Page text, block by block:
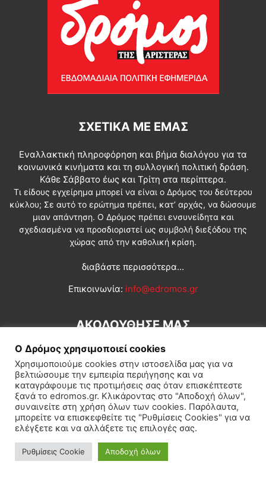
ΣΧΕΤΙΚΆ ΜΕ ΕΜΆΣ
Εναλλακτική πληροφόρηση και βήμα διαλόγου για τα
κοινωνικά κινήματα και τη συλλογική πολιτική δράση.
Κάθε Σάββατο έως και Τρίτη στα περίπτερα.
Τι είδους εγχείρημα μπορεί να είναι ο Δρόμος του δεύτερου
κύκλου; Σε αυτό το ερώτημα πρέπει, κατ’ αρχάς, να δώσουμε
μιαν απάντηση. Ο Δρόμος πρέπει ενσυνείδητα και
σχεδιασμένα να προσδιοριστεί ως συμβολή διεξόδου της
χώρας από την καθολική κρίση.
διαβάστε περισσότερα...
Επικοινωνία: info@edromos.gr
ΑΚΟΛΟΥΘΗΣΕ ΜΑΣ
Εγγραφή συνδρομητή Πολιτική Διεθνή Κοινωνία
Πολιτισμός Αφιερώματα
© Δρόμος της Αριστεράς
Ο Δρόμος χρησιμοποιεί cookies
Χρησιμοποιούμε cookies στην ιστοσελίδα μας για να
βελτιώσουμε την εμπειρία περιήγησης και να
καταγράφουμε τις προτιμήσεις σας όταν επισκέπτεστε
ξανά το edromos.gr. Κλικάροντας στο "Αποδοχή όλων",
συναινείτε στη χρήση όλων των cookies. Παρόλαυτα,
μπορείτε να επισκεφθείτε τις "Ρυθμίσεις Cookies" για να
ελέγξετε και να αλλάξετε τις επιλογές σας.
Ρυθμίσεις Cookie Αποδοχή όλων